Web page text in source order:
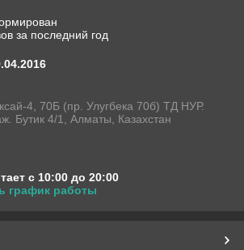
за последний год
4, 70Б (пр. Улугбека 70б) ТД НУР.
Бутик 4/1, Алматы, Казахстан
с 10:00 до 20:00
график работы